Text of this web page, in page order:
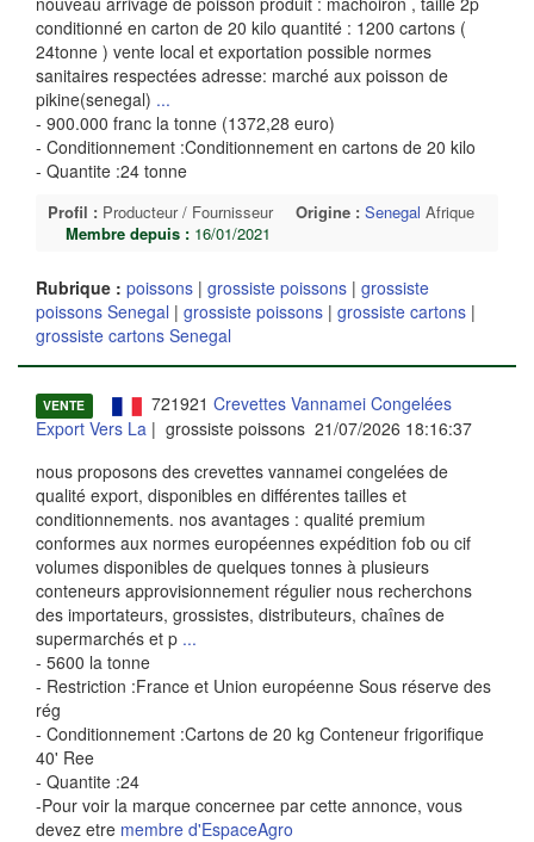
conditionné en carton de 20 kilo quantité : 1200 cartons (
24tonne ) vente local et exportation possible normes
sanitaires respectées adresse: marché aux poisson de
pikine(senegal) ...
- 900.000 franc la tonne (1372,28 euro)
- Conditionnement :Conditionnement en cartons de 20 kilo
- Quantite :24 tonne
Profil : Producteur / Fournisseur Origine : Senegal Afrique
Membre depuis : 16/01/2021
Rubrique : poissons | grossiste poissons | grossiste
poissons Senegal | grossiste poissons | grossiste cartons |
grossiste cartons Senegal
VENTE 721921 Crevettes Vannamei Congelées
Export Vers La | grossiste poissons 21/07/2026 18:16:37
nous proposons des crevettes vannamei congelées de
qualité export, disponibles en différentes tailles et
conditionnements. nos avantages : qualité premium
conformes aux normes européennes expédition fob ou cif
volumes disponibles de quelques tonnes à plusieurs
conteneurs approvisionnement régulier nous recherchons
des importateurs, grossistes, distributeurs, chaînes de
supermarchés et p ...
- 5600 la tonne
- Restriction :France et Union européenne Sous réserve des
rég
- Conditionnement :Cartons de 20 kg Conteneur frigorifique
40' Ree
- Quantite :24
-Pour voir la marque concernee par cette annonce, vous
devez etre membre d'EspaceAgro